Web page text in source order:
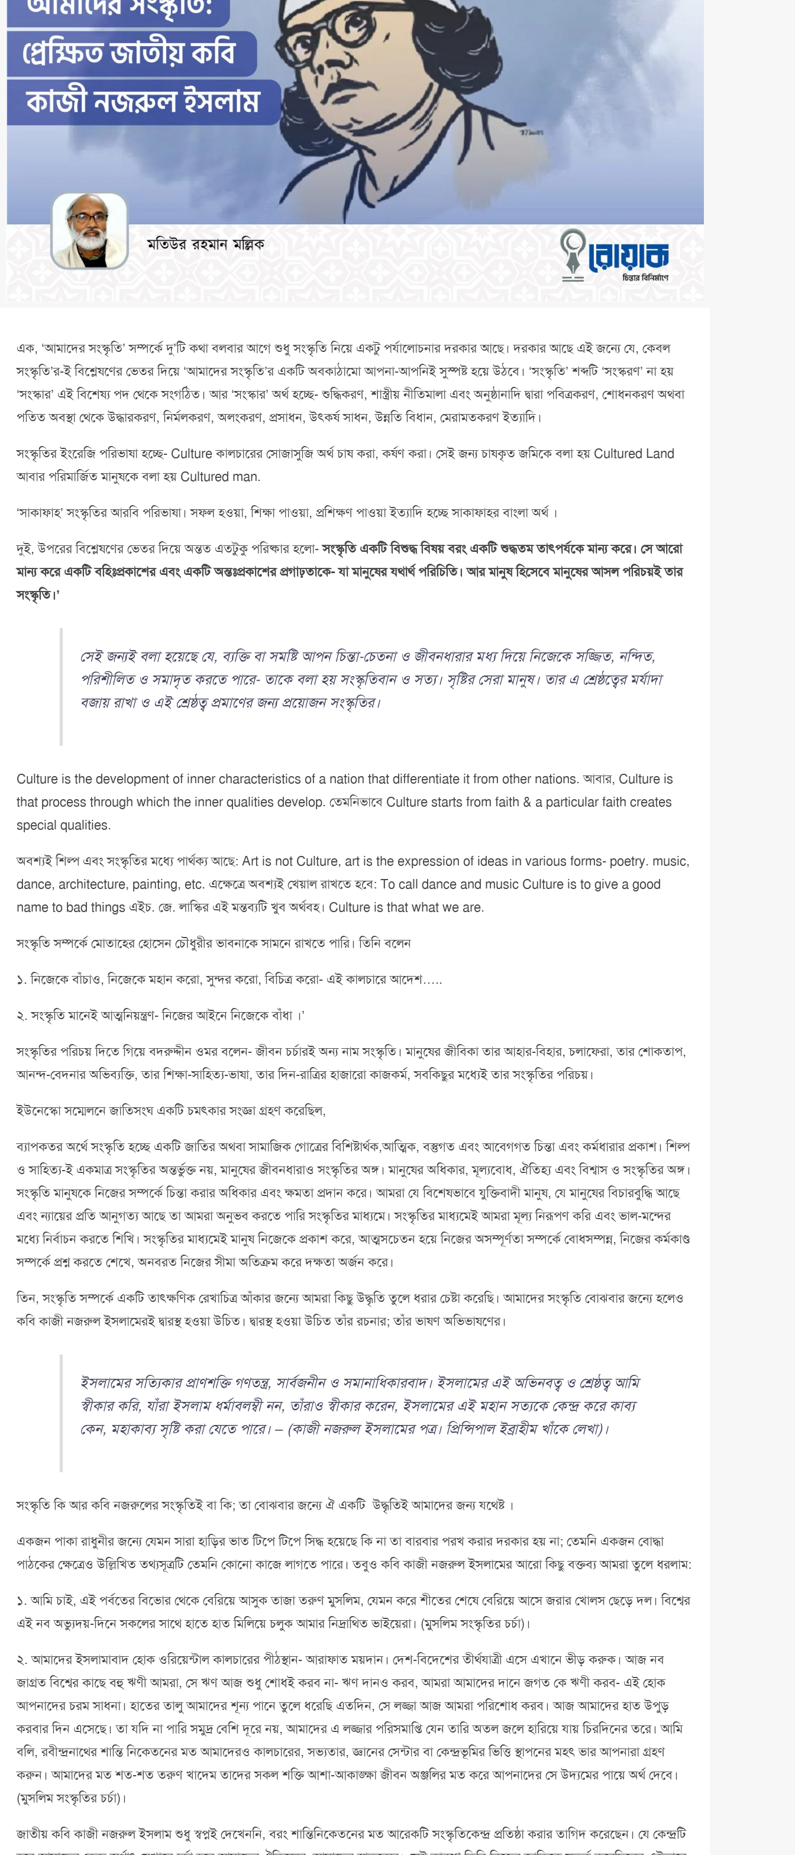
এক, ‘আমাদের সংস্কৃতি’ সম্পর্কে দু’টি কথা বলবার আগে শুধু সংস্কৃতি নিয়ে একটু পর্যালোচনার দরকার আছে। দরকার আছে এই জন্যে যে, কেবল
সংস্কৃতি’র-ই বিশ্লেষণের ভেতর দিয়ে ‘আমাদের সংস্কৃতি’র একটি অবকাঠামো আপনা-আপনিই সুস্পষ্ট হয়ে উঠবে। ‘সংস্কৃতি’ শব্দটি ‘সংস্করণ’ না হয়
‘সংস্কার’ এই বিশেষ্য পদ থেকে সংগঠিত। আর ‘সংস্কার’ অর্থ হচ্ছে- শুদ্ধিকরণ, শাস্ত্রীয় নীতিমালা এবং অনুষ্ঠানাদি দ্বারা পবিত্রকরণ, শোধনকরণ অথবা
পতিত অবস্থা থেকে উদ্ধারকরণ, নির্মলকরণ, অলংকরণ, প্রসাধন, উৎকর্ষ সাধন, উন্নতি বিধান, মেরামতকরণ ইত্যাদি।
সংস্কৃতির ইংরেজি পরিভাষা হচ্ছে- Culture কালচারের সোজাসুজি অর্থ চাষ করা, কর্ষণ করা। সেই জন্য চাষকৃত জমিকে বলা হয় Cultured Land
আবার পরিমার্জিত মানুষকে বলা হয় Cultured man.
‘সাকাফাহ’ সংস্কৃতির আরবি পরিভাষা। সফল হওয়া, শিক্ষা পাওয়া, প্রশিক্ষণ পাওয়া ইত্যাদি হচ্ছে সাকাফাহর বাংলা অর্থ ।
দুই, উপরের বিশ্লেষণের ভেতর দিয়ে অন্তত এতটুকু পরিষ্কার হলো-সংস্কৃতি একটি বিশুদ্ধ বিষয় বরং একটি শুদ্ধতম তাৎপর্যকে মান্য করে। সে আরো
মান্য করে একটি বহিঃপ্রকাশের এবং একটি অন্তঃপ্রকাশের প্রগাঢ়তাকে- যা মানুষের যথার্থ পরিচিতি। আর মানুষ হিসেবে মানুষের আসল পরিচয়ই তার
সংস্কৃতি।’
সেই জন্যই বলা হয়েছে যে, ব্যক্তি বা সমষ্টি আপন চিন্তা-চেতনা ও জীবনধারার মধ্য দিয়ে নিজেকে সজ্জিত, নন্দিত,
পরিশীলিত ও সমাদৃত করতে পারে- তাকে বলা হয় সংস্কৃতিবান ও সত্য। সৃষ্টির সেরা মানুষ। তার এ শ্রেষ্ঠত্বের মর্যাদা
বজায় রাখা ও এই শ্রেষ্ঠত্ব প্রমাণের জন্য প্রয়োজন সংস্কৃতির।
Culture is the development of inner characteristics of a nation that differentiate it from other nations. আবার, Culture is
that process through which the inner qualities develop. তেমনিভাবে Culture starts from faith & a particular faith creates
special qualities.
অবশ্যই শিল্প এবং সংস্কৃতির মধ্যে পার্থক্য আছে: Art is not Culture, art is the expression of ideas in various forms- poetry. music,
dance, architecture, painting, etc. এক্ষেত্রে অবশ্যই খেয়াল রাখতে হবে: To call dance and music Culture is to give a good
name to bad things এইচ. জে. লাস্কির এই মন্তব্যটি খুব অর্থবহ। Culture is that what we are.
সংস্কৃতি সম্পর্কে মোতাহের হোসেন চৌধুরীর ভাবনাকে সামনে রাখতে পারি। তিনি বলেন
১. নিজেকে বাঁচাও, নিজেকে মহান করো, সুন্দর করো, বিচিত্র করো- এই কালচারে আদেশ…..
২. সংস্কৃতি মানেই আত্মনিয়ন্ত্রণ- নিজের আইনে নিজেকে বাঁধা ।’
সংস্কৃতির পরিচয় দিতে গিয়ে বদরুদ্দীন ওমর বলেন- জীবন চর্চারই অন্য নাম সংস্কৃতি। মানুষের জীবিকা তার আহার-বিহার, চলাফেরা, তার শোকতাপ,
আনন্দ-বেদনার অভিব্যক্তি, তার শিক্ষা-সাহিত্য-ভাষা, তার দিন-রাত্রির হাজারো কাজকর্ম, সবকিছুর মধ্যেই তার সংস্কৃতির পরিচয়।
ইউনেস্কো সম্মেলনে জাতিসংঘ একটি চমৎকার সংজ্ঞা গ্রহণ করেছিল,
ব্যাপকতর অর্থে সংস্কৃতি হচ্ছে একটি জাতির অথবা সামাজিক গোত্রের বিশিষ্টার্থক,আত্মিক, বস্তুগত এবং আবেগগত চিন্তা এবং কর্মধারার প্রকাশ। শিল্প
ও সাহিত্য-ই একমাত্র সংস্কৃতির অন্তর্ভুক্ত নয়, মানুষের জীবনধারাও সংস্কৃতির অঙ্গ। মানুষের অধিকার, মূল্যবোধ, ঐতিহ্য এবং বিশ্বাস ও সংস্কৃতির অঙ্গ।
সংস্কৃতি মানুষকে নিজের সম্পর্কে চিন্তা করার অধিকার এবং ক্ষমতা প্রদান করে। আমরা যে বিশেষভাবে যুক্তিবাদী মানুষ, যে মানুষের বিচারবুদ্ধি আছে
এবং ন্যায়ের প্রতি আনুগত্য আছে তা আমরা অনুভব করতে পারি সংস্কৃতির মাধ্যমে। সংস্কৃতির মাধ্যমেই আমরা মূল্য নিরূপণ করি এবং ভাল-মন্দের
মধ্যে নির্বাচন করতে শিখি। সংস্কৃতির মাধ্যমেই মানুষ নিজেকে প্রকাশ করে, আত্মসচেতন হয়ে নিজের অসম্পূর্ণতা সম্পর্কে বোধসম্পন্ন, নিজের কর্মকাণ্ড
সম্পর্কে প্রশ্ন করতে শেখে, অনবরত নিজের সীমা অতিক্রম করে দক্ষতা অর্জন করে।
তিন, সংস্কৃতি সম্পর্কে একটি তাৎক্ষণিক রেখাচিত্র আঁকার জন্যে আমরা কিছু উদ্ধৃতি তুলে ধরার চেষ্টা করেছি। আমাদের সংস্কৃতি বোঝবার জন্যে হলেও
কবি কাজী নজরুল ইসলামেরই দ্বারস্থ হওয়া উচিত। দ্বারস্থ হওয়া উচিত তাঁর রচনার; তাঁর ভাষণ অভিভাষণের।
ইসলামের সত্যিকার প্রাণশক্তি গণতন্ত্র, সার্বজনীন ও সমানাধিকারবাদ। ইসলামের এই অভিনবত্ব ও শ্রেষ্ঠত্ব আমি
স্বীকার করি, যাঁরা ইসলাম ধর্মাবলম্বী নন, তাঁরাও স্বীকার করেন, ইসলামের এই মহান সত্যকে কেন্দ্র করে কাব্য
কেন, মহাকাব্য সৃষ্টি করা যেতে পারে। – (কাজী নজরুল ইসলামের পত্র। প্রিন্সিপাল ইব্রাহীম খাঁকে লেখা)।
সংস্কৃতি কি আর কবি নজরুলের সংস্কৃতিই বা কি; তা বোঝবার জন্যে ঐ একটি উদ্ধৃতিই আমাদের জন্য যথেষ্ট ।
একজন পাকা রাধুনীর জন্যে যেমন সারা হাড়ির ভাত টিপে টিপে সিদ্ধ হয়েছে কি না তা বারবার পরখ করার দরকার হয় না; তেমনি একজন বোদ্ধা
পাঠকের ক্ষেত্রেও উল্লিখিত তথ্যসূত্রটি তেমনি কোনো কাজে লাগতে পারে। তবুও কবি কাজী নজরুল ইসলামের আরো কিছু বক্তব্য আমরা তুলে ধরলাম:
১. আমি চাই, এই পর্বতের বিভোর থেকে বেরিয়ে আসুক তাজা তরুণ মুসলিম, যেমন করে শীতের শেষে বেরিয়ে আসে জরার খোলস ছেড়ে দল। বিশ্বের
এই নব অভ্যুদয়-দিনে সকলের সাথে হাতে হাত মিলিয়ে চলুক আমার নিদ্রাথিত ভাইয়েরা। (মুসলিম সংস্কৃতির চর্চা)।
২. আমাদের ইসলামাবাদ হোক ওরিয়েন্টাল কালচারের পীঠস্থান- আরাফাত ময়দান। দেশ-বিদেশের তীর্থযাত্রী এসে এখানে ভীড় করুক। আজ নব
জাগ্রত বিশ্বের কাছে বহু ঋণী আমরা, সে ঋণ আজ শুধু শোধই করব না- ঋণ দানও করব, আমরা আমাদের দানে জগত কে ঋণী করব- এই হোক
আপনাদের চরম সাধনা। হাতের তালু আমাদের শূন্য পানে তুলে ধরেছি এতদিন, সে লজ্জা আজ আমরা পরিশোধ করব। আজ আমাদের হাত উপুড়
করবার দিন এসেছে। তা যদি না পারি সমুদ্র বেশি দূরে নয়, আমাদের এ লজ্জার পরিসমাপ্তি যেন তারি অতল জলে হারিয়ে যায় চিরদিনের তরে। আমি
বলি, রবীন্দ্রনাথের শান্তি নিকেতনের মত আমাদেরও কালচারের, সভ্যতার, জ্ঞানের সেন্টার বা কেন্দ্রভূমির ভিত্তি স্থাপনের মহৎ ভার আপনারা গ্রহণ
করুন। আমাদের মত শত-শত তরুণ খাদেম তাদের সকল শক্তি আশা-আকাঙ্ক্ষা জীবন অঞ্জলির মত করে আপনাদের সে উদ্যমের পায়ে অর্থ দেবে।
(মুসলিম সংস্কৃতির চর্চা)।
জাতীয় কবি কাজী নজরুল ইসলাম শুধু স্বপ্নই দেখেননি, বরং শান্তিনিকেতনের মত আরেকটি সংস্কৃতিকেন্দ্র প্রতিষ্ঠা করার তাগিদ করেছেন। যে কেন্দ্রটি